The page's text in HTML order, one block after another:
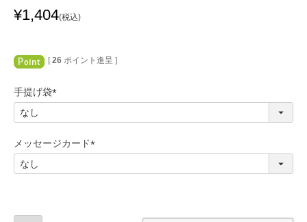
¥1,404 税込
[ 26 ポイント進呈 ]
手提げ袋
必
)
メッセージカード
必